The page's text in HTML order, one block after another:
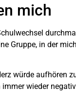
mich
Gruppe, in der
würde aufhören
wieder